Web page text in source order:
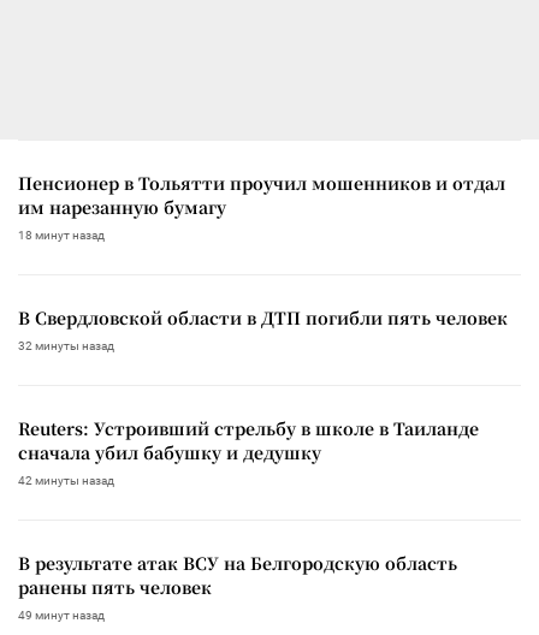
Пенсионер в Тольятти проучил мошенников и отдал
им нарезанную бумагу
18 минут назад
В Свердловской области в ДТП погибли пять человек
32 минуты назад
Reuters: Устроивший стрельбу в школе в Таиланде
сначала убил бабушку и дедушку
42 минуты назад
В результате атак ВСУ на Белгородскую область
ранены пять человек
49 минут назад